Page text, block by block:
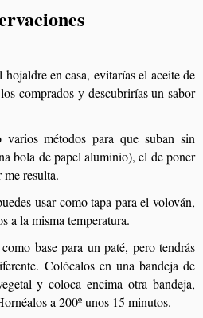
en casa, evitarías el aceite de
comprados y descubrirías un sabor
varios métodos para que suban sin
bola de papel aluminio), el de poner
resulta.
usar como tapa para el volován,
a la misma temperatura.
base para un paté, pero tendrás
Colócalos en una bandeja de
y coloca encima otra bandeja,
a 200º unos 15 minutos.